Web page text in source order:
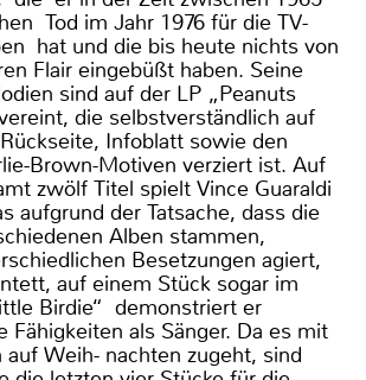
Tod im Jahr 1976 für die TV-
hat und die bis heute nichts von
Flair eingebüßt haben. Seine
sind auf der LP „Peanuts
die selbstverständlich auf
Rückseite, Infoblatt sowie den
Brown-Motiven verziert ist. Auf
zwölf Titel spielt Vince Guaraldi
aufgrund der Tatsache, dass die
Alben stammen,
Besetzungen agiert,
auf einem Stück sogar im
Birdie“ demonstriert er
Fähigkeiten als Sänger. Da es mit
Weih- nachten zugeht, sind